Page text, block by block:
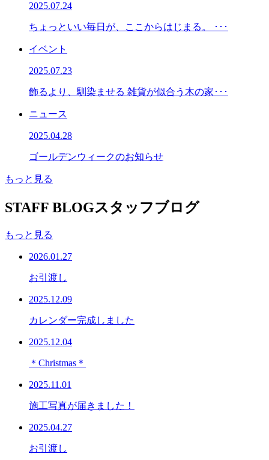
2025.07.24
ちょっといい毎日が、ここからはじまる。 ･･･
イベント
2025.07.23
飾るより、馴染ませる 雑貨が似合う木の家･･･
ニュース
2025.04.28
ゴールデンウィークのお知らせ
もっと見る
STAFF BLOGスタッフブログ
もっと見る
2026.01.27
お引渡し
2025.12.09
カレンダー完成しました
2025.12.04
＊Christmas＊
2025.11.01
施工写真が届きました！
2025.04.27
お引渡し